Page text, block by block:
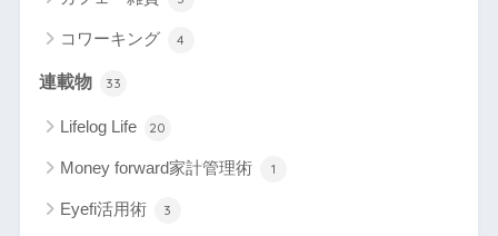
コワーキング 4
連載物 33
Lifelog Life 20
Money forward家計管理術 1
Eyefi活用術 3